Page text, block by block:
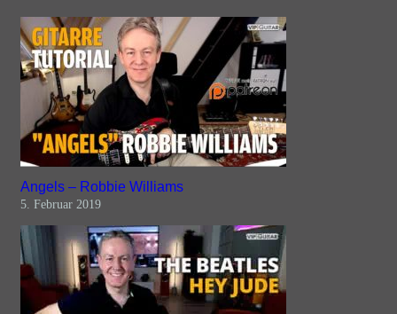
Angels – Robbie Williams
5. Februar 2019